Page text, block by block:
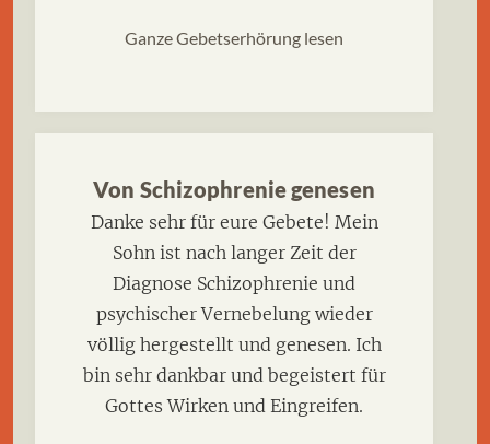
Ganze Gebetserhörung lesen
Von Schizophrenie genesen
Danke sehr für eure Gebete! Mein
Sohn ist nach langer Zeit der
Diagnose Schizophrenie und
psychischer Vernebelung wieder
völlig hergestellt und genesen. Ich
bin sehr dankbar und begeistert für
Gottes Wirken und Eingreifen.